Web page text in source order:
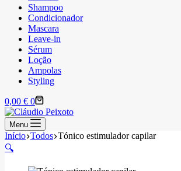
Shampoo
Condicionador
Mascara
Leave-in
Sérum
Loção
Ampolas
Styling
Carrinho
de
compras
0,00 € 0
Menu
Início Todos Tónico estimulador capilar
🔍